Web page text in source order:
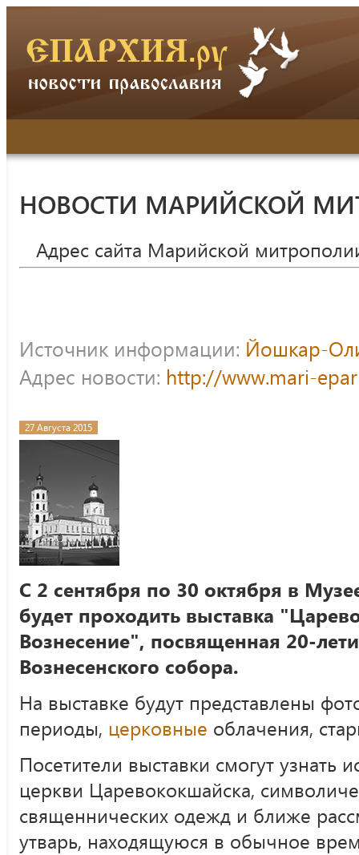
НОВОСТИ МАРИЙСКОЙ
Адрес сайта Марийской
Источник информации: Йошкар-
Адрес новости: http://www.mari-
27 Августа 2015
С 2 сентября по 30 октября в
будет проходить выставка
Вознесение", посвященная 20-
Вознесенского собора.
На выставке будут представлены
периоды, церковные облачения,
Посетители выставки смогут узнать
церкви Царевококшайска,
священнических одежд и ближе
утварь, находящуюся в обычное